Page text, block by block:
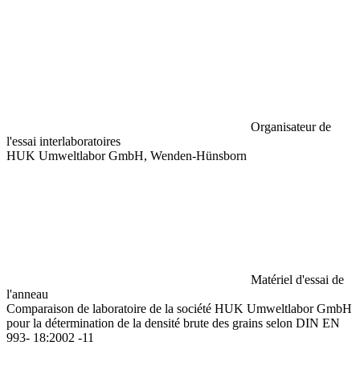
Organisateur de
l'essai interlaboratoires
HUK Umweltlabor GmbH, Wenden-Hünsborn
Matériel d'essai de
l'anneau
Comparaison de laboratoire de la société HUK Umweltlabor GmbH
pour la détermination de la densité brute des grains selon DIN EN
993- 18:2002 -11